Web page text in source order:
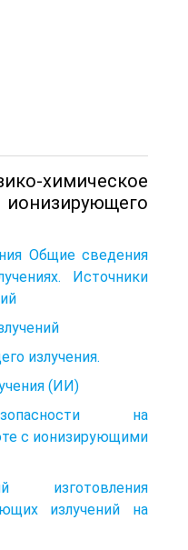
химическое
Общие сведения
Источники
излучения.
(ИИ)
на
с ионизирующими
изготовления
излучений на